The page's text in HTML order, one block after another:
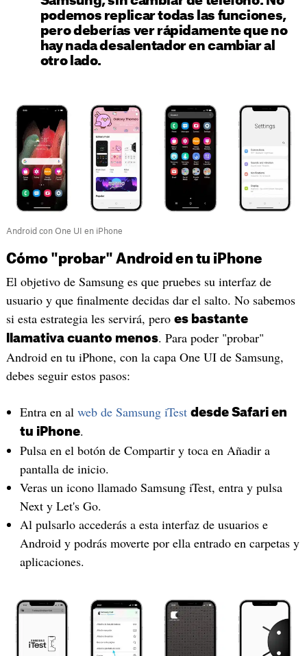
podemos replicar todas las funciones,
pero deberías ver rápidamente que no
hay nada desalentador en cambiar al
otro lado.
Android con One UI en iPhone
Cómo "probar" Android en tu iPhone
El objetivo de Samsung es que pruebes su interfaz de
usuario y que finalmente decidas dar el salto. No sabemos
si esta estrategia les servirá, pero es bastante
llamativa cuanto menos. Para poder "probar"
Android en tu iPhone, con la capa One UI de Samsung,
debes seguir estos pasos:
Entra en al web de Samsung iTest desde Safari en
tu iPhone.
Pulsa en el botón de Compartir y toca en Añadir a
pantalla de inicio.
Veras un icono llamado Samsung iTest, entra y pulsa
Next y Let's Go.
Al pulsarlo accederás a esta interfaz de usuarios e
Android y podrás moverte por ella entrado en carpetas y
aplicaciones.